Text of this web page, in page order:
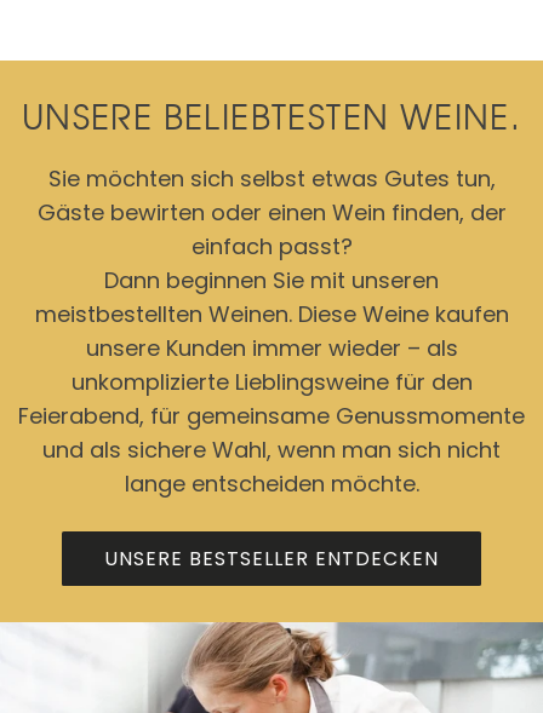
UNSERE BELIEBTESTEN WEINE.
Sie möchten sich selbst etwas Gutes tun,
Gäste bewirten oder einen Wein finden, der
einfach passt?
Dann beginnen Sie mit unseren
meistbestellten Weinen. Diese Weine kaufen
unsere Kunden immer wieder – als
unkomplizierte Lieblingsweine für den
Feierabend, für gemeinsame Genussmomente
und als sichere Wahl, wenn man sich nicht
lange entscheiden möchte.
UNSERE BESTSELLER ENTDECKEN